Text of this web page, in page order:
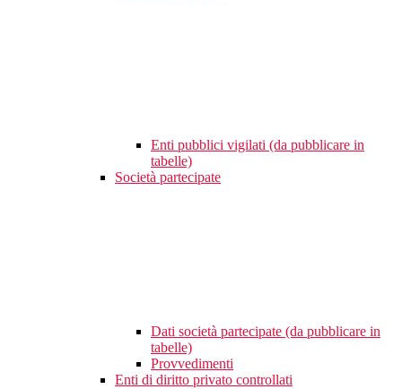
Enti pubblici vigilati (da pubblicare in
tabelle)
Società partecipate
Dati società partecipate (da pubblicare in
tabelle)
Provvedimenti
Enti di diritto privato controllati